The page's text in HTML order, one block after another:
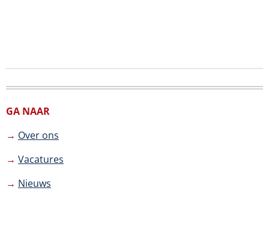
GA NAAR
→ Over ons
→ Vacatures
→ Nieuws